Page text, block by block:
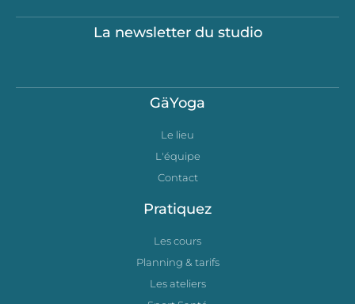
La newsletter du studio
GäYoga
Le lieu
L'équipe
Contact
Pratiquez
Les cours
Planning & tarifs
Les ateliers